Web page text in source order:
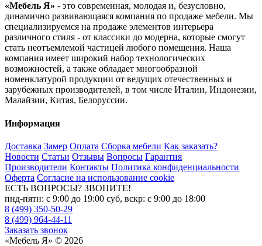
«Мебель Я» - это современная, молодая и, безусловно,
динамично развивающаяся компания по продаже мебели. Мы
специализируемся на продаже элементов интерьера
различного стиля - от классики до модерна, которые смогут
стать неотъемлемой частицей любого помещения. Наша
компания имеет широкий набор технологических
возможностей, а также обладает многообразной
номенклатурой продукции от ведущих отечественных и
зарубежных производителей, в том числе Италии, Индонезии,
Малайзии, Китая, Белоруссии.
Информация
Доставка Замер Оплата Сборка мебели Как заказать?
Новости Статьи Отзывы Вопросы Гарантия
Производители Контакты Политика конфиденциальности
Оферта Согласие на использование cookie
ЕСТЬ ВОПРОСЫ? ЗВОНИТЕ!
пнд-пятн: с 9:00 до 19:00 суб, вскр: с 9:00 до 18:00
8 (499) 350-50-29
8 (499) 964-44-11
Заказать звонок
«Мебель Я» © 2026